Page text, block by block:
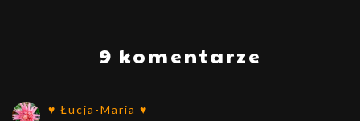
9 komentarze
♥ Łucja-Maria ♥